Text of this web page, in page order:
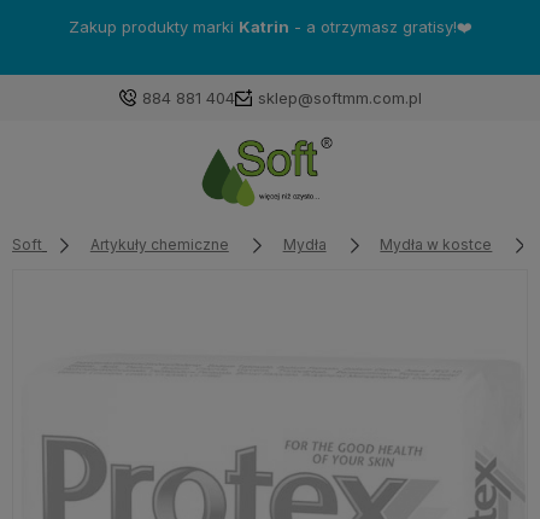
Zakup produkty marki Katrin - a otrzymasz gratisy!❤️
884 881 404 sklep@softmm.com.pl
Soft Artykuły chemiczne Mydła Mydła w kostce